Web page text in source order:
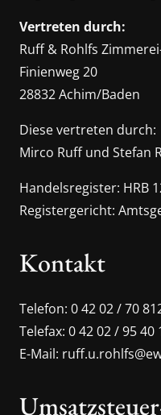
Vertreten durch:
Ruff & Rohlfs
Finienweg 20
28832 Achim/Baden
Diese vertreten durch:
Mirco Ruff und Stefan
Handelsregister: HRB
Registergericht:
Kontakt
Telefon: 0 42 02 / 70
Telefax: 0 42 02 / 95 40
E-Mail: